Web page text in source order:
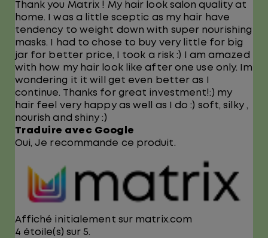
Thank you Matrix ! My hair look salon quality at
home. I was a little sceptic as my hair have
tendency to weight down with super nourishing
masks. I had to chose to buy very little for big
jar for better price, I took a risk :) I am amazed
with how my hair look like after one use only. Im
wondering it it will get even better as I
continue. Thanks for great investment!:) my
hair feel very happy as well as I do :) soft, silky ,
nourish and shiny :)
Traduire avec Google
Oui, Je recommande ce produit.
Affiché initialement sur matrix.com
4 étoile(s) sur 5.